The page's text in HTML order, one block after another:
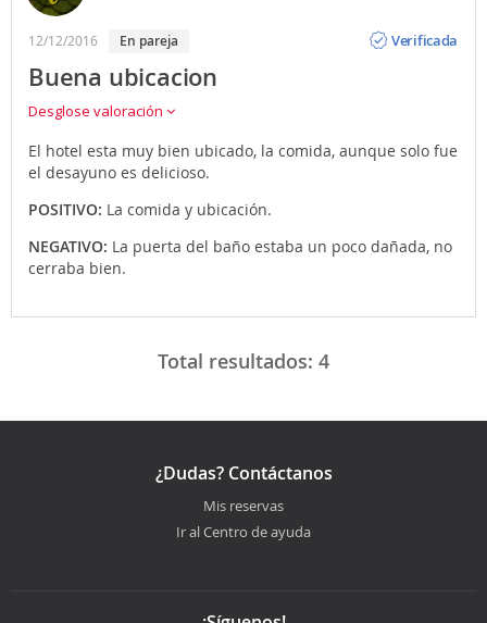
12/12/2016 en pareja
Verificada
Buena ubicacion
Desglose valoración
El hotel esta muy bien ubicado, la comida, aunque solo fue
el desayuno es delicioso.
POSITIVO: La comida y ubicación.
NEGATIVO: La puerta del baño estaba un poco dañada, no
cerraba bien.
Total resultados: 4
¿Dudas? Contáctanos
Mis reservas
Ir al Centro de ayuda